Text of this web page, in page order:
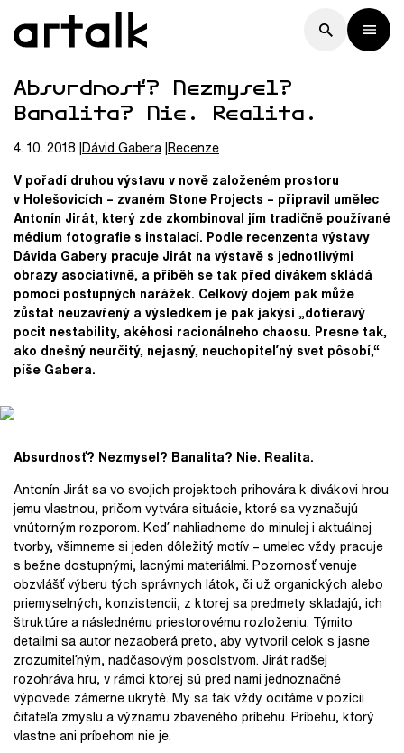
Absurdnosť? Nezmysel?
Banalita? Nie. Realita.
4. 10. 2018 Dávid Gabera Recenze
V pořadí druhou výstavu v nově založeném prostoru
v Holešovicích – zvaném Stone Projects – připravil umělec
Antonín Jirát, který zde zkombinoval jím tradičně používané
médium fotografie s instalací. Podle recenzenta výstavy
Dávida Gabery pracuje Jirát na výstavě s jednotlivými
obrazy asociativně, a příběh se tak před divákem skládá
pomocí postupných narážek. Celkový dojem pak může
zůstat neuzavřený a výsledkem je pak jakýsi „dotieravý
pocit nestability, akéhosi racionálneho chaosu. Presne tak,
ako dnešný neurčitý, nejasný, neuchopiteľný svet pôsobí,“
píše Gabera.
Absurdnosť? Nezmysel? Banalita? Nie. Realita.
Antonín Jirát sa vo svojich projektoch prihovára k divákovi hrou
jemu vlastnou, pričom vytvára situácie, ktoré sa vyznačujú
vnútorným rozporom. Keď nahliadneme do minulej i aktuálnej
tvorby, všimneme si jeden dôležitý motív – umelec vždy pracuje
s bežne dostupnými, lacnými materiálmi. Pozornosť venuje
obzvlášť výberu tých správnych látok, či už organických alebo
priemyselných, konzistencii, z ktorej sa predmety skladajú, ich
štruktúre a následnému priestorovému rozloženiu. Týmito
detailmi sa autor nezaoberá preto, aby vytvoril celok s jasne
zrozumiteľným, nadčasovým posolstvom. Jirát radšej
rozohráva hru, v rámci ktorej sú pred nami jednoznačné
výpovede zámerne ukryté. My sa tak vždy ocitáme v pozícii
čitateľa zmyslu a významu zbaveného príbehu. Príbehu, ktorý
vlastne ani príbehom nie je.